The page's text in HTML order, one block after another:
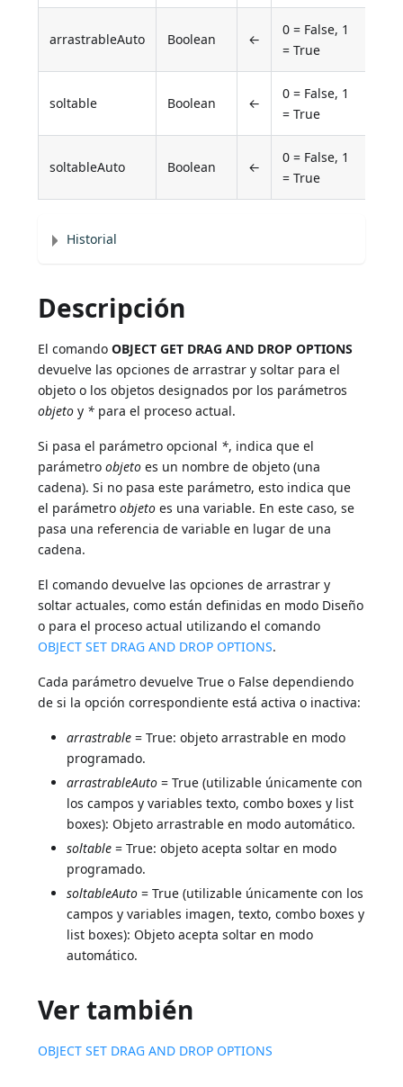
arrastrableAuto Boolean ←
0 = False, 1
= True
soltable Boolean ←
0 = False, 1
= True
soltableAuto Boolean ←
0 = False, 1
= True
Historial
Descripción
El comandoOBJECT GET DRAG AND DROP OPTIONS
devuelve las opciones de arrastrar y soltar para el
objeto o los objetos designados por los parámetros
objeto y * para el proceso actual.
Si pasa el parámetro opcional *, indica que el
parámetroobjeto es un nombre de objeto (una
cadena). Si no pasa este parámetro, esto indica que
el parámetroobjeto es una variable. En este caso, se
pasa una referencia de variable en lugar de una
cadena.
El comando devuelve las opciones de arrastrar y
soltar actuales, como están definidas en modo Diseño
o para el proceso actual utilizando el comando
OBJECT SET DRAG AND DROP OPTIONS.
Cada parámetro devuelve True o False dependiendo
de si la opción correspondiente está activa o inactiva:
arrastrable = True: objeto arrastrable en modo
programado.
arrastrableAuto = True (utilizable únicamente con
los campos y variables texto, combo boxes y list
boxes): Objeto arrastrable en modo automático.
soltable = True: objeto acepta soltar en modo
programado.
soltableAuto = True (utilizable únicamente con los
campos y variables imagen, texto, combo boxes y
list boxes): Objeto acepta soltar en modo
automático.
Ver también
OBJECT SET DRAG AND DROP OPTIONS